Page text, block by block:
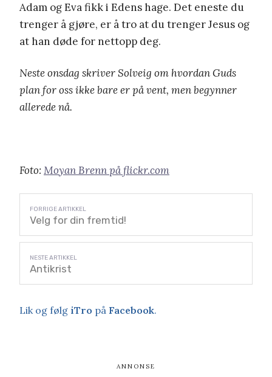
Adam og Eva fikk i Edens hage. Det eneste du
trenger å gjøre, er å tro at du trenger Jesus og
at han døde for nettopp deg.
Neste onsdag skriver Solveig om hvordan Guds
plan for oss ikke bare er på vent, men begynner
allerede nå.
Foto: Moyan Brenn på flickr.com
Velg for din fremtid!
Antikrist
Lik og følg iTro på Facebook.